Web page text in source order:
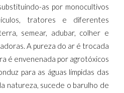
as por monocultivos
tratores e diferentes
semear, adubar, colher e
A pureza do ar é trocada
é envenenada por agrotóxicos
para as águas límpidas das
natureza, sucede o barulho de